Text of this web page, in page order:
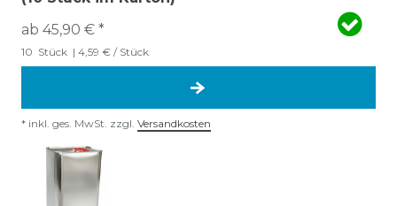
ab 45,90 € *
10 Stück | 4,59 € / Stück
* inkl. ges. MwSt. zzgl. Versandkosten